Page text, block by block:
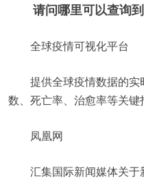
请问哪里可以查询
全球疫情可视化平台
提供全球疫情数据的
数、死亡率、治愈率等关键
凤凰网
汇集国际新闻媒体关